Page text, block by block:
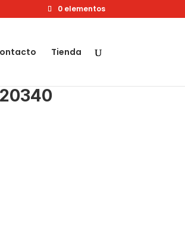
0 elementos
Tienda